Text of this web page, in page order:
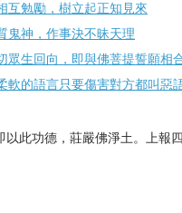
互勉勵，樹立起正知見來
鬼神，作事決不昧天理
眾生回向，即與佛菩提誓願相
軟的語言只要傷害對方都叫惡
以此功德，莊嚴佛淨土。上報